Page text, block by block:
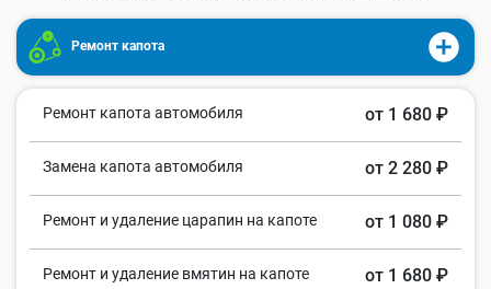
Ремонт капота
Ремонт капота автомобиля от 1 680 ₽
Замена капота автомобиля от 2 280 ₽
Ремонт и удаление царапин на капоте от 1 080 ₽
Ремонт и удаление вмятин на капоте от 1 680 ₽